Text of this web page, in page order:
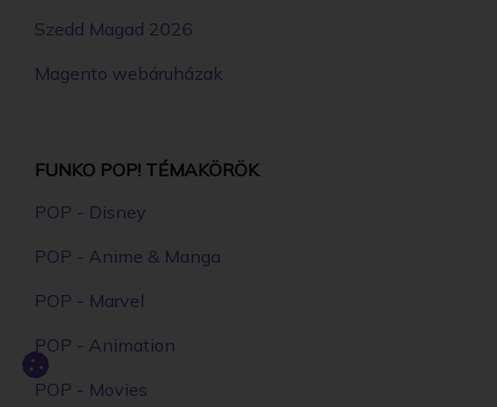
Szedd Magad 2026
Magento webáruházak
FUNKO POP! TÉMAKÖRÖK
POP - Disney
POP - Anime & Manga
POP - Marvel
POP - Animation
POP - Movies